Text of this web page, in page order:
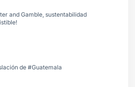
and Gamble, sustentabilidad
de #Guatemala